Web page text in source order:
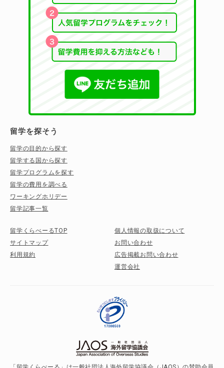
留学を探そう
留学の目的から探す
留学する国から探す
留学プログラムを探す
留学の費用を調べる
ワーキングホリデー
留学記事一覧
留学くらべーるTOP
サイトマップ
利用規約
個人情報の取扱について
お問い合わせ
広告掲載お問い合わせ
運営会社